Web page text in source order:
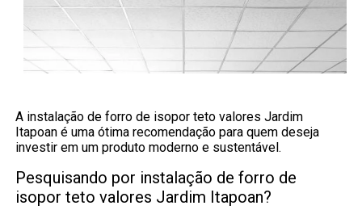
A instalação de forro de isopor teto valores Jardim
Itapoan é uma ótima recomendação para quem deseja
investir em um produto moderno e sustentável.
Pesquisando por instalação de forro de
isopor teto valores Jardim Itapoan?